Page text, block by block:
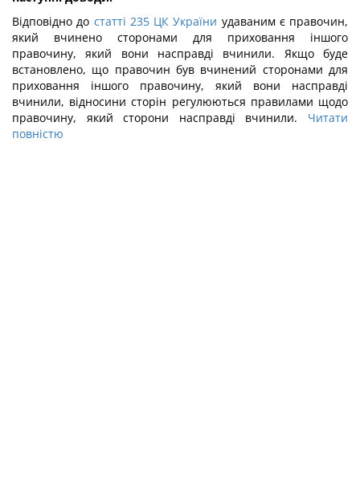
Відповідно до статті 235 ЦК України удаваним є правочин,
який вчинено сторонами для приховання іншого
правочину, який вони насправді вчинили. Якщо буде
встановлено, що правочин був вчинений сторонами для
приховання іншого правочину, який вони насправді
вчинили, відносини сторін регулюються правилами щодо
правочину, який сторони насправді вчинили. Читати
повністю